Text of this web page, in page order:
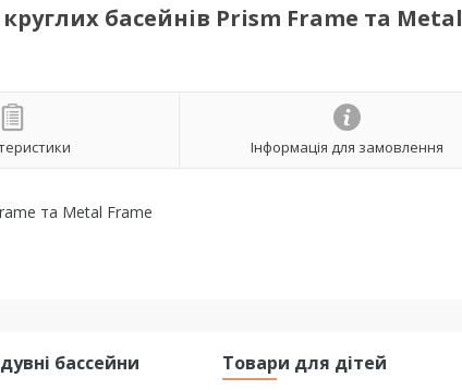
басейнів Prism Frame та Metal
Інформація для замовлення
та Metal Frame
бассейни Товари для дітей